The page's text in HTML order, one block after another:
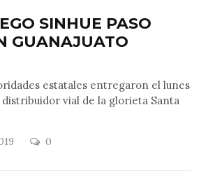
SINHUE PASO
GUANAJUATO
estatales entregaron el lunes
vial de la glorieta Santa
0